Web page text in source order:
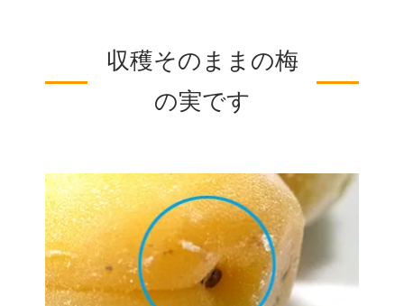
収穫そのままの梅
の実です